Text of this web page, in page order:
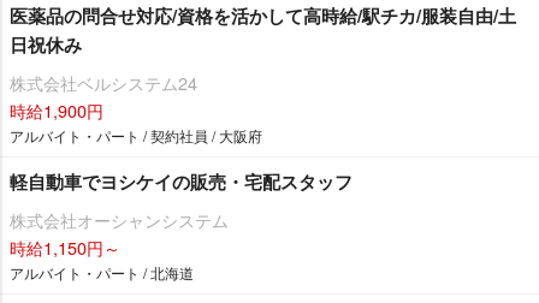
医薬品の問合せ対応/資格を活かして高時給/駅チカ/服装自由/土
日祝休み
株式会社ベルシステム24
時給1,900円
アルバイト・パート / 契約社員 / 大阪府
軽自動車でヨシケイの販売・宅配スタッフ
株式会社オーシャンシステム
時給1,150円～
アルバイト・パート / 北海道